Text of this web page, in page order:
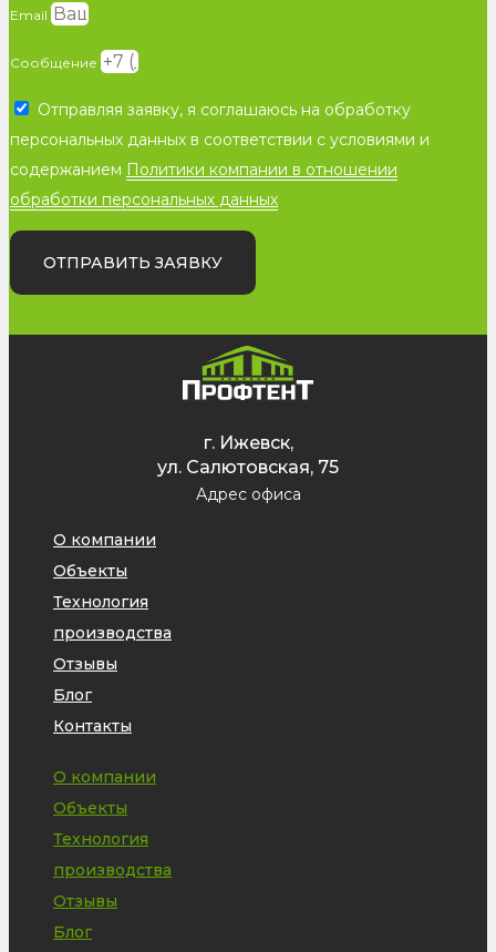
Email
Сообщение
Отправляя заявку, я соглашаюсь на обработку
персональных данных в соответствии с условиями и
содержанием Политики компании в отношении
обработки персональных данных
ОТПРАВИТЬ ЗАЯВКУ
г. Ижевск,
ул. Салютовская, 75
Адрес офиса
О компании
Объекты
Технология
производства
Отзывы
Блог
Контакты
О компании
Объекты
Технология
производства
Отзывы
Блог